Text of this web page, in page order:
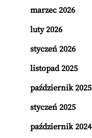
marzec 2026
luty 2026
styczeń 2026
listopad 2025
październik 2025
styczeń 2025
październik 2024